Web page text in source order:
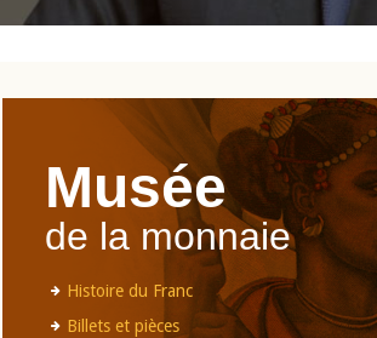
Musée
de la monnaie
Histoire du Franc
Billets et pièces